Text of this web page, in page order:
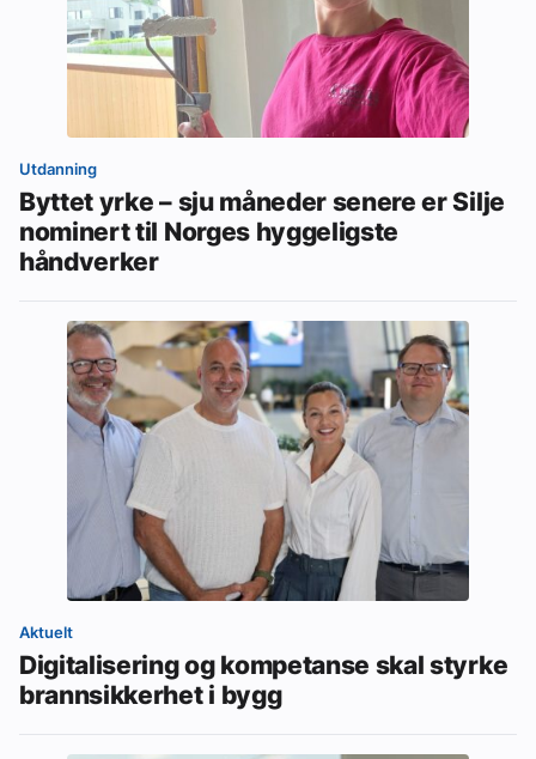
Utdanning
Byttet yrke – sju måneder senere er Silje
nominert til Norges hyggeligste
håndverker
Aktuelt
Digitalisering og kompetanse skal styrke
brannsikkerhet i bygg